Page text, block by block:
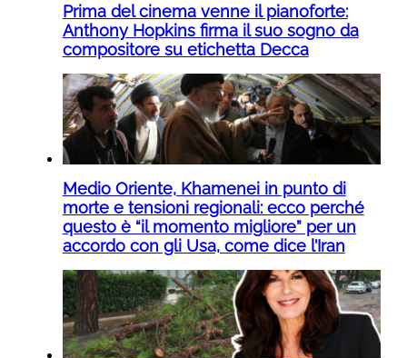
Prima del cinema venne il pianoforte:
Anthony Hopkins firma il suo sogno da
compositore su etichetta Decca
Medio Oriente, Khamenei in punto di
morte e tensioni regionali: ecco perché
questo è “il momento migliore” per un
accordo con gli Usa, come dice l’Iran